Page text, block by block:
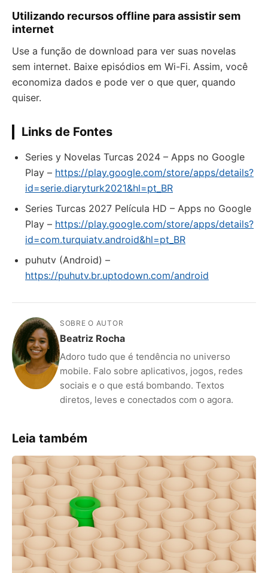
Utilizando recursos offline para assistir sem
internet
Use a função de download para ver suas novelas
sem internet. Baixe episódios em Wi-Fi. Assim, você
economiza dados e pode ver o que quer, quando
quiser.
Links de Fontes
Series y Novelas Turcas 2024 – Apps no Google
Play – https://play.google.com/store/apps/details?
id=serie.diaryturk2021&hl=pt_BR
Series Turcas 2027 Película HD – Apps no Google
Play – https://play.google.com/store/apps/details?
id=com.turquiatv.android&hl=pt_BR
puhutv (Android) –
https://puhutv.br.uptodown.com/android
SOBRE O AUTOR
Beatriz Rocha
Adoro tudo que é tendência no universo
mobile. Falo sobre aplicativos, jogos, redes
sociais e o que está bombando. Textos
diretos, leves e conectados com o agora.
Leia também